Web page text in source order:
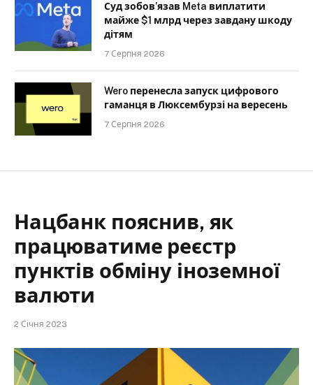
Суд зобов’язав Meta виплатити
майже $1 млрд через завдану шкоду
дітям
7 Серпня 2026
Wero перенесла запуск цифрового
гаманця в Люксембурзі на вересень
7 Серпня 2026
Нацбанк пояснив, як
працюватиме реєстр
пунктів обміну іноземної
валюти
2 Січня 2023